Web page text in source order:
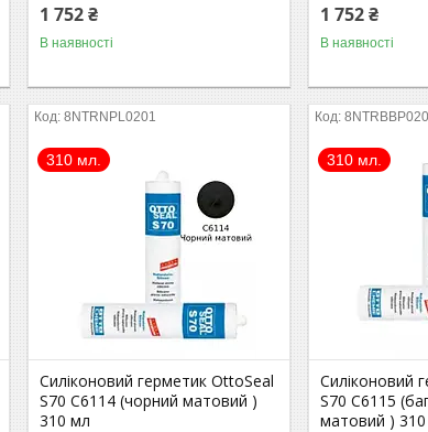
1 752 ₴
В наявності
1 752 ₴
В наявності
8NTRNPL0201
310 мл.
Силіконовий герметик OttoSeal
S70 C6114 (чорний матовий )
310 мл
310 мл.
Силіконовий
S70 C6115
матовий )